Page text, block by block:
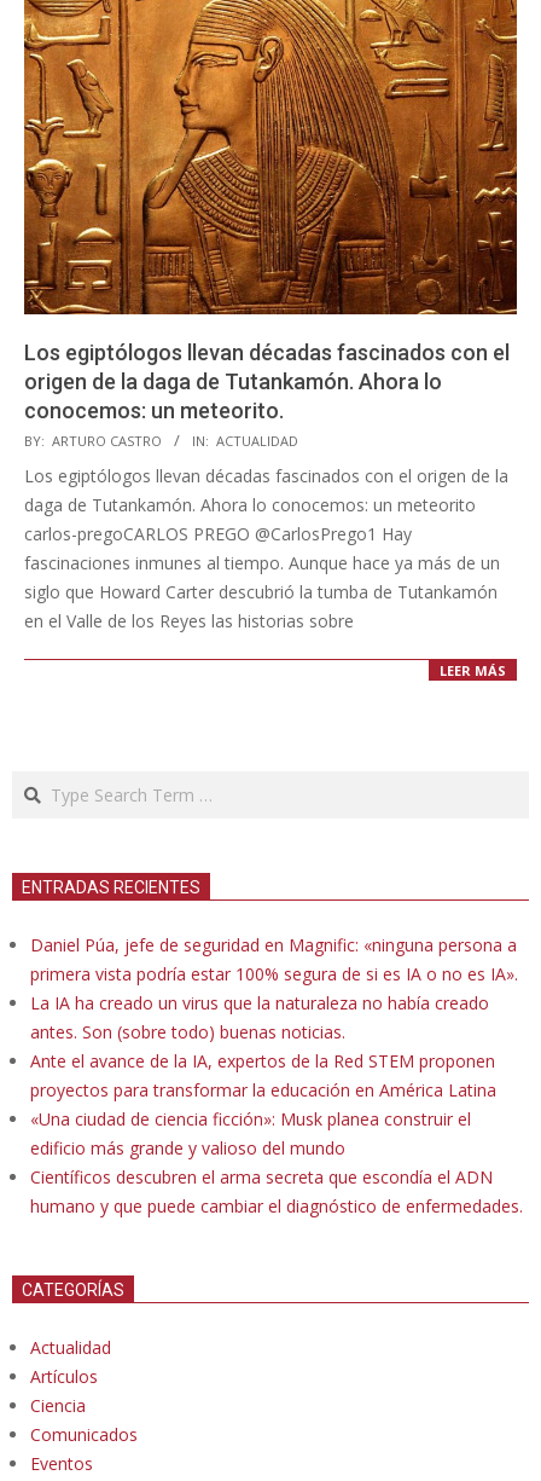
Los egiptólogos llevan décadas fascinados con el
origen de la daga de Tutankamón. Ahora lo
conocemos: un meteorito.
2023-
07-
07
BY: ARTURO CASTRO IN: ACTUALIDAD
Los egiptólogos llevan décadas fascinados con el origen de la
daga de Tutankamón. Ahora lo conocemos: un meteorito
carlos-pregoCARLOS PREGO @CarlosPrego1 Hay
fascinaciones inmunes al tiempo. Aunque hace ya más de un
siglo que Howard Carter descubrió la tumba de Tutankamón
en el Valle de los Reyes las historias sobre
LEER MÁS
Search
ENTRADAS RECIENTES
Daniel Púa, jefe de seguridad en Magnific: «ninguna persona a
primera vista podría estar 100% segura de si es IA o no es IA».
La IA ha creado un virus que la naturaleza no había creado
antes. Son (sobre todo) buenas noticias.
Ante el avance de la IA, expertos de la Red STEM proponen
proyectos para transformar la educación en América Latina
«Una ciudad de ciencia ficción»: Musk planea construir el
edificio más grande y valioso del mundo
Científicos descubren el arma secreta que escondía el ADN
humano y que puede cambiar el diagnóstico de enfermedades.
CATEGORÍAS
Actualidad
Artículos
Ciencia
Comunicados
Eventos